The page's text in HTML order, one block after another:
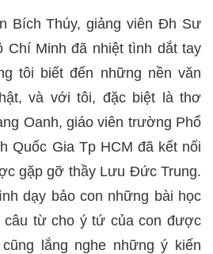
Bích Thúy, giảng viên Đh Sư
Chí Minh đã nhiệt tình dắt tay
tôi biết đến những nền văn
và với tôi, đặc biệt là thơ
Oanh, giáo viên trường Phổ
Quốc Gia Tp HCM đã kết nối
gặp gỡ thầy Lưu Đức Trung.
dạy bảo con những bài học
câu từ cho ý tứ của con được
lắng nghe những ý kiến